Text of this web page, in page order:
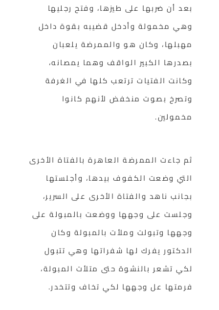
بعد أن ضربها على طيزها، وفتح رجليها
وهي مخمولة وأدخل قضيبه بقوة داخل
مهبلها، وكان هو والممرضة يلعبان
بصدرها الكبير الواقف وهما يمصانه،
وكانت الفتيات ترتعب كلها في الغرفة
وتصرخ بصوت منخفض لأنهم كانوا
مخمولين.
ثم جاءت الممرضة العاهرة بالفتاة الأخرى
التي وضعت الكفوف بيدها، وأجلستها
بجانب ناهد والفتاة الأخرى على السرير،
وجلست على وجهها ووضعت بالمبولة على
وجهها وتبولت وملأت بالمبولة وكان
الدكتور يفرك لها شفراتها وهي تتبول
لكي تشعر بالنشوة حتى متلأت المبولة،
فرمتها عل وجهها لكي تخاف وتتخدر.